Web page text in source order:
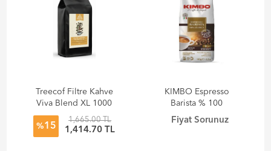
Treecof Filtre Kahve
Viva Blend XL 1000
gr
%15
1,665.00 TL
1,414.70 TL
KIMBO Espresso
Barista % 100
Arabica Filtre Kahve
(180 gr)
Fiyat Sorunuz